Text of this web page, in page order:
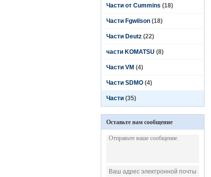
Части от Cummins (18)
Части Fgwilson (18)
Части Deutz (22)
части KOMATSU (8)
Части VM (4)
Части SDMO (4)
Части (35)
Оставьте нам сообщение